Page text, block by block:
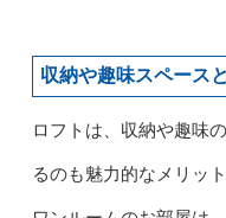
収納や趣味スペース
ロフトは、収納や趣味
るのも魅力的なメリット